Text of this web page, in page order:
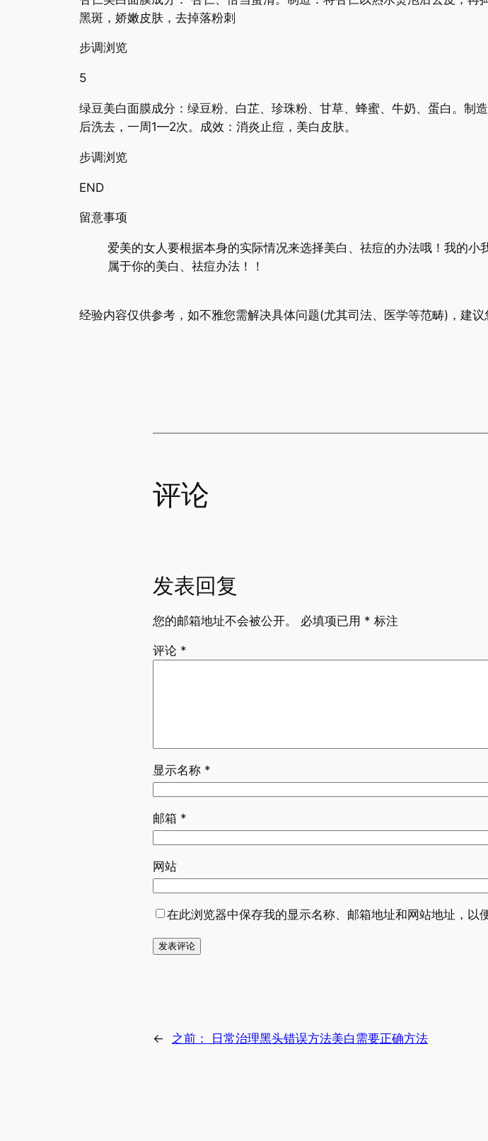
黑斑，娇嫩皮肤，去掉落粉刺
步调浏览
5
绿豆美白面膜成分：绿豆粉、白芷、珍珠粉、甘草、蜂蜜、牛奶、蛋白。
后洗去，一周1—2次。成效：消炎止痘，美白皮肤。
步调浏览
END
留意事项
爱美的女人要根据本身的实际情况来选择美白、祛痘的办法哦！我的
属于你的美白、祛痘办法！！
经验内容仅供参考，如不雅您需解决具体问题(尤其司法、医学等范畴)，建议
评论
发表回复
您的邮箱地址不会被公开。 必填项已用 * 标注
评论 *
显示名称 *
邮箱 *
网站
在此浏览器中保存我的显示名称、邮箱地址和网站地址，以
← 之前： 日常治理黑头错误方法美白需要正确方法